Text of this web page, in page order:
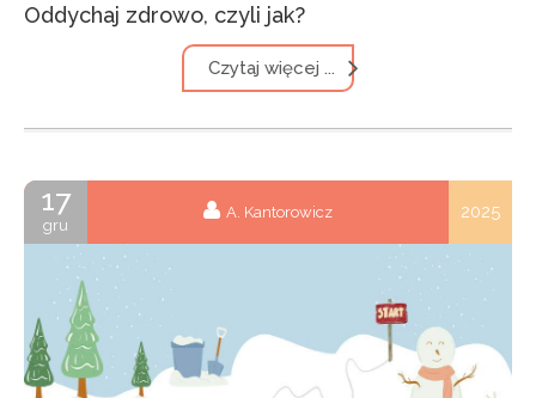
Oddychaj zdrowo, czyli jak?
Czytaj więcej ...
17
gru
A. Kantorowicz 2025